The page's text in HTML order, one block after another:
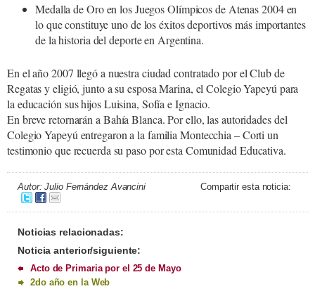
Medalla de Oro en los Juegos Olímpicos de Atenas 2004 en
lo que constituye uno de los éxitos deportivos más importantes
de la historia del deporte en Argentina.
En el año 2007 llegó a nuestra ciudad contratado por el Club de
Regatas y eligió, junto a su esposa Marina, el Colegio Yapeyú para
la educación sus hijos Luisina, Sofía e Ignacio.
En breve retornarán a Bahía Blanca. Por ello, las autoridades del
Colegio Yapeyú entregaron a la familia Montecchia – Corti un
testimonio que recuerda su paso por esta Comunidad Educativa.
Autor: Julio Fernández Avancini Compartir esta noticia:
Noticias relacionadas:
Noticia anterior/siguiente:
Acto de Primaria por el 25 de Mayo
2do año en la Web